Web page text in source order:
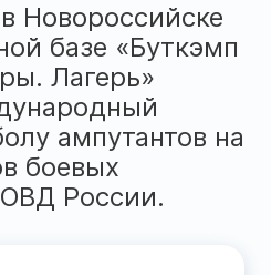
Новороссийске
базе «Буткэмп
Лагерь»
ампутантов на
боевых
России.